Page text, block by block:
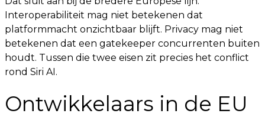
Interoperabiliteit mag niet betekenen dat
platformmacht onzichtbaar blijft. Privacy mag niet
betekenen dat een gatekeeper concurrenten buiten
houdt. Tussen die twee eisen zit precies het conflict
rond Siri AI.
Ontwikkelaars in de EU